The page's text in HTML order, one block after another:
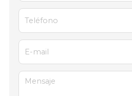
Teléfono
E-mail
Mensaje